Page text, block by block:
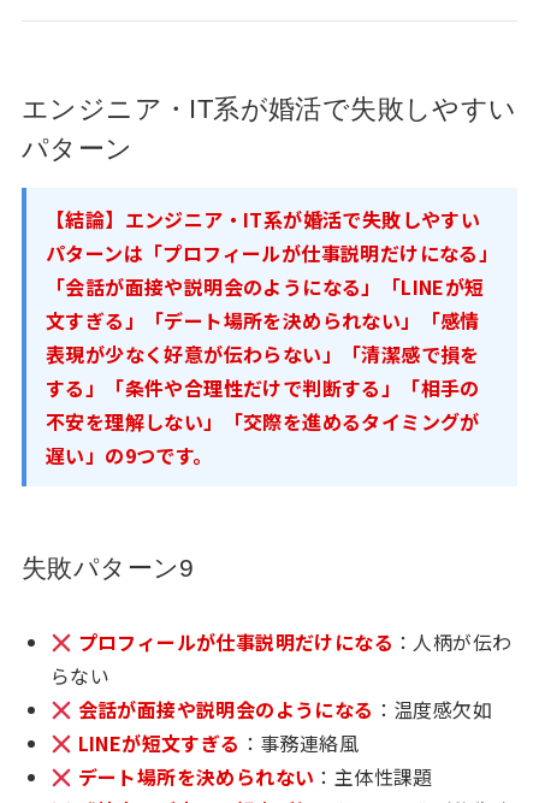
エンジニア・IT系が婚活で失敗しやすい
パターン
【結論】エンジニア・IT系が婚活で失敗しやすい
パターンは「プロフィールが仕事説明だけになる」
「会話が面接や説明会のようになる」「LINEが短
文すぎる」「デート場所を決められない」「感情
表現が少なく好意が伝わらない」「清潔感で損を
する」「条件や合理性だけで判断する」「相手の
不安を理解しない」「交際を進めるタイミングが
遅い」の9つです。
失敗パターン9
プロフィールが仕事説明だけになる ：人柄が伝わ
らない
会話が面接や説明会のようになる ：温度感欠如
LINEが短文すぎる ：事務連絡風
デート場所を決められない ：主体性課題